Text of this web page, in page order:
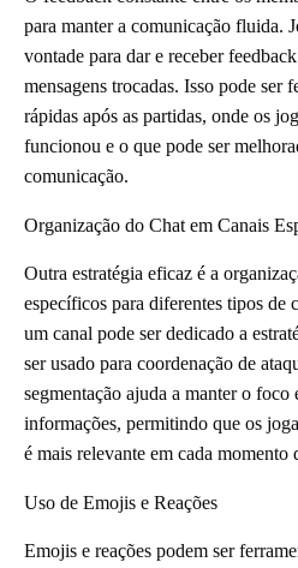
para manter a comunicação fluida.
vontade para dar e receber
mensagens trocadas. Isso pode ser
rápidas após as partidas, onde os
funcionou e o que pode ser
comunicação.
Organização do Chat em Canais
Outra estratégia eficaz é a
específicos para diferentes tipos de
um canal pode ser dedicado a
ser usado para coordenação de
segmentação ajuda a manter o foco
informações, permitindo que os
é mais relevante em cada momento
Uso de Emojis e Reações
Emojis e reações podem ser